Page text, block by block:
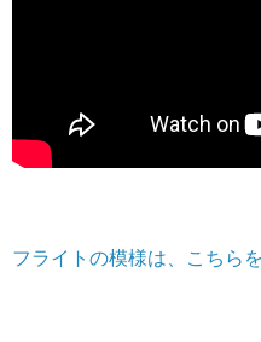
フライトの模様は、こちら